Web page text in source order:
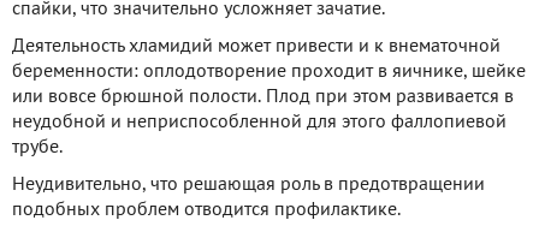
спайки, что значительно усложняет зачатие.
Деятельность хламидий может привести и к внематочной
беременности: оплодотворение проходит в яичнике, шейке
или вовсе брюшной полости. Плод при этом развивается в
неудобной и неприспособленной для этого фаллопиевой
трубе.
Неудивительно, что решающая роль в предотвращении
подобных проблем отводится профилактике.